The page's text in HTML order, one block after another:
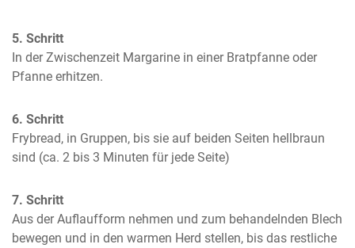
5. Schritt
In der Zwischenzeit Margarine in einer Bratpfanne oder
Pfanne erhitzen.
6. Schritt
Frybread, in Gruppen, bis sie auf beiden Seiten hellbraun
sind (ca. 2 bis 3 Minuten für jede Seite)
7. Schritt
Aus der Auflaufform nehmen und zum behandelnden Blech
bewegen und in den warmen Herd stellen, bis das restliche